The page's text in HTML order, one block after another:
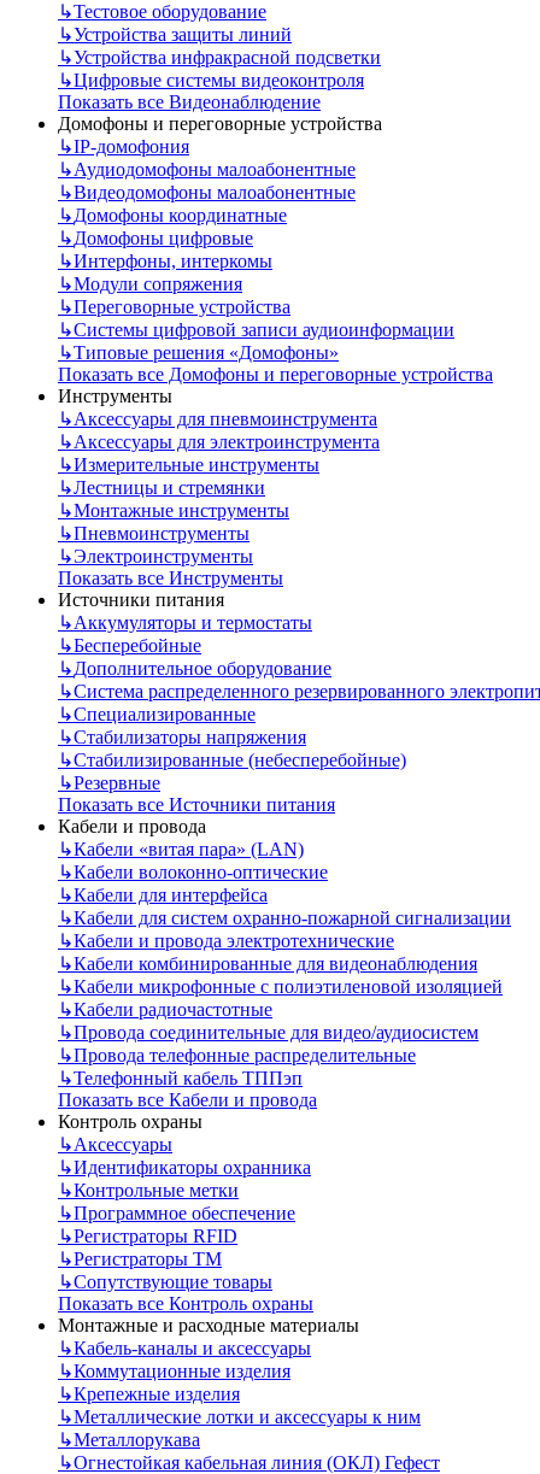
↳Тестовое оборудование
↳Устройства защиты линий
↳Устройства инфракрасной подсветки
↳Цифровые системы видеоконтроля
Показать все Видеонаблюдение
Домофоны и переговорные устройства
↳IP-домофония
↳Аудиодомофоны малоабонентные
↳Видеодомофоны малоабонентные
↳Домофоны координатные
↳Домофоны цифровые
↳Интерфоны, интеркомы
↳Модули сопряжения
↳Переговорные устройства
↳Системы цифровой записи аудиоинформации
↳Типовые решения «Домофоны»
Показать все Домофоны и переговорные устройства
Инструменты
↳Аксессуары для пневмоинструмента
↳Аксессуары для электроинструмента
↳Измерительные инструменты
↳Лестницы и стремянки
↳Монтажные инструменты
↳Пневмоинструменты
↳Электроинструменты
Показать все Инструменты
Источники питания
↳Аккумуляторы и термостаты
↳Бесперебойные
↳Дополнительное оборудование
↳Система распределенного резервированного
↳Специализированные
↳Стабилизаторы напряжения
↳Стабилизированные (небесперебойные)
↳Резервные
Показать все Источники питания
Кабели и провода
↳Кабели «витая пара» (LAN)
↳Кабели волоконно-оптические
↳Кабели для интерфейса
↳Кабели для систем охранно-пожарной сигнализации
↳Кабели и провода электротехнические
↳Кабели комбинированные для видеонаблюдения
↳Кабели микрофонные с полиэтиленовой изоляцией
↳Кабели радиочастотные
↳Провода соединительные для видео/аудиосистем
↳Провода телефонные распределительные
↳Телефонный кабель ТППэп
Показать все Кабели и провода
Контроль охраны
↳Аксессуары
↳Идентификаторы охранника
↳Контрольные метки
↳Программное обеспечение
↳Регистраторы RFID
↳Регистраторы ТМ
↳Сопутствующие товары
Показать все Контроль охраны
Монтажные и расходные материалы
↳Кабель-каналы и аксессуары
↳Коммутационные изделия
↳Крепежные изделия
↳Металлические лотки и аксессуары к ним
↳Металлорукава
↳Огнестойкая кабельная линия (ОКЛ) Гефест